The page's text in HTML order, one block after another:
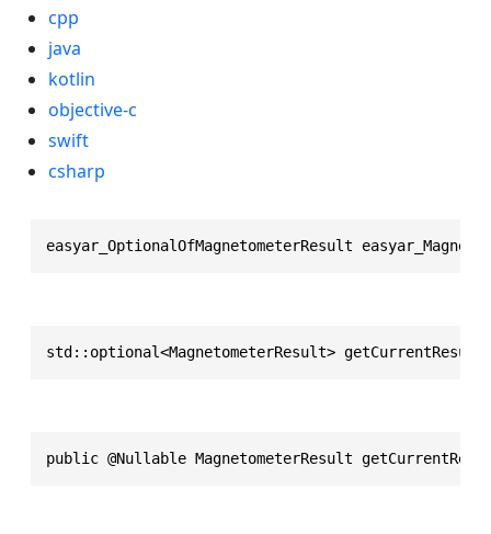
cpp
java
kotlin
objective-c
swift
csharp
easyar_OptionalOfMagnetometerResult
std::optional<MagnetometerResult>
public @Nullable MagnetometerResult